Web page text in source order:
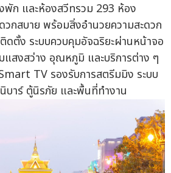
พัก และห้องสวีทรวม 293 ห้อง
วกสบาย พร้อมสิ่งอำนวยความสะดวก
ตั้ง ระบบควบคุมอัจฉริยะผ่านหน้าจอ
สงสว่าง อุณหภูมิ และบริการต่าง ๆ
TV รองรับการสตรีมมิง ระบบ
าร์ ตู้นิรภัย และพื้นที่ทำงาน